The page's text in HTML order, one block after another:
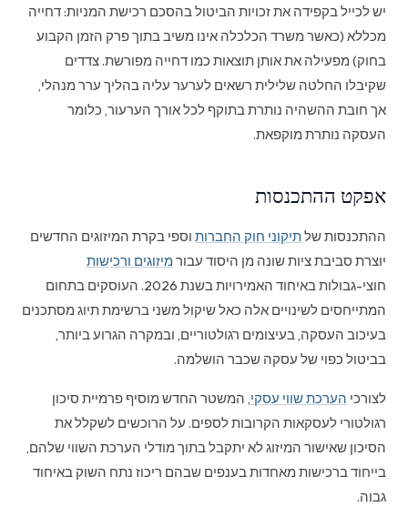
יש לכייל בקפידה את זכויות הביטול בהסכם רכישת המניות: דחייה
מכללא (כאשר משרד הכלכלה אינו משיב בתוך פרק הזמן הקבוע
בחוק) מפעילה את אותן תוצאות כמו דחייה מפורשת. צדדים
שקיבלו החלטה שלילית רשאים לערער עליה בהליך ערר מנהלי,
אך חובת ההשהיה נותרת בתוקף לכל אורך הערעור, כלומר
העסקה נותרת מוקפאת.
אפקט ההתכנסות
ההתכנסות שלתיקוני חוק החברות וספי בקרת המיזוגים החדשים
יוצרת סביבת ציות שונה מן היסוד עבורמיזוגים ורכישות
חוצי-גבולות באיחוד האמירויות בשנת 2026. העוסקים בתחום
המתייחסים לשינויים אלה כאל שיקול משני ברשימת תיוג מסתכנים
בעיכוב העסקה, בעיצומים רגולטוריים, ובמקרה הגרוע ביותר,
בביטול כפוי של עסקה שכבר הושלמה.
לצורכי הערכת שווי עסקי, המשטר החדש מוסיף פרמיית סיכון
רגולטורי לעסקאות הקרובות לספים. על הרוכשים לשקלל את
הסיכון שאישור המיזוג לא יתקבל בתוך מודלי הערכת השווי שלהם,
בייחוד ברכישות מאחדות בענפים שבהם ריכוז נתח השוק באיחוד
גבוה.